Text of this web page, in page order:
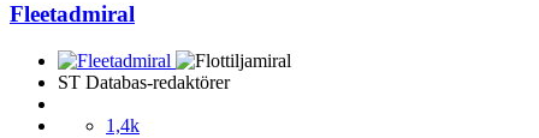
Fleetadmiral
ST Databas-redaktörer
1,4k